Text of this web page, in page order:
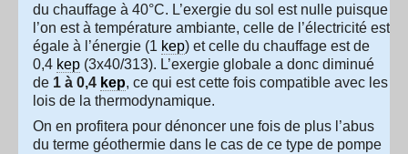
du chauffage à 40°C. L’exergie du sol est nulle puisque
l’on est à température ambiante, celle de l’électricité est
égale à l’énergie (1 kep) et celle du chauffage est de
0,4 kep (3x40/313). L’exergie globale a donc diminué
de 1 à 0,4 kep, ce qui est cette fois compatible avec les
lois de la thermodynamique.
On en profitera pour dénoncer une fois de plus l’abus
du terme géothermie dans le cas de ce type de pompe